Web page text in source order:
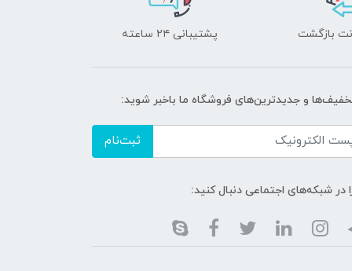
پشتیبانی ۲۴ ساعته
و جدیدترین‌های فروشگاه ما باخبر شوید:
ثبت‌نام
در شبکه‌های اجتماعی دنبال کنید: